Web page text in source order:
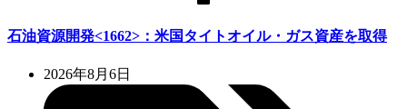
石油資源開発<1662>：米国タイトオイル・ガス資産を取得
2026年8月6日